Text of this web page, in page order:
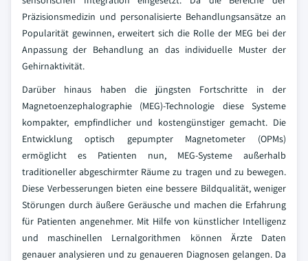
Präzisionsmedizin und personalisierte Behandlungsansätze an
Popularität gewinnen, erweitert sich die Rolle der MEG bei der
Anpassung der Behandlung an das individuelle Muster der
Gehirnaktivität.
Darüber hinaus haben die jüngsten Fortschritte in der
Magnetoenzephalographie (MEG)-Technologie diese Systeme
kompakter, empfindlicher und kostengünstiger gemacht. Die
Entwicklung optisch gepumpter Magnetometer (OPMs)
ermöglicht es Patienten nun, MEG-Systeme außerhalb
traditioneller abgeschirmter Räume zu tragen und zu bewegen.
Diese Verbesserungen bieten eine bessere Bildqualität, weniger
Störungen durch äußere Geräusche und machen die Erfahrung
für Patienten angenehmer. Mit Hilfe von künstlicher Intelligenz
und maschinellen Lernalgorithmen können Ärzte Daten
genauer analysieren und zu genaueren Diagnosen gelangen. Da